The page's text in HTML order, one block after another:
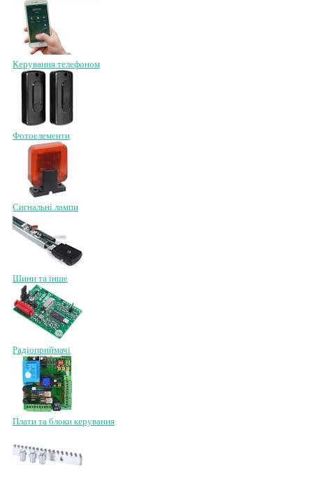
Керування телефоном
Фотоелементи
Сигнальні лампи
Шини та інше
Радіоприймачі
Плати та блоки керування